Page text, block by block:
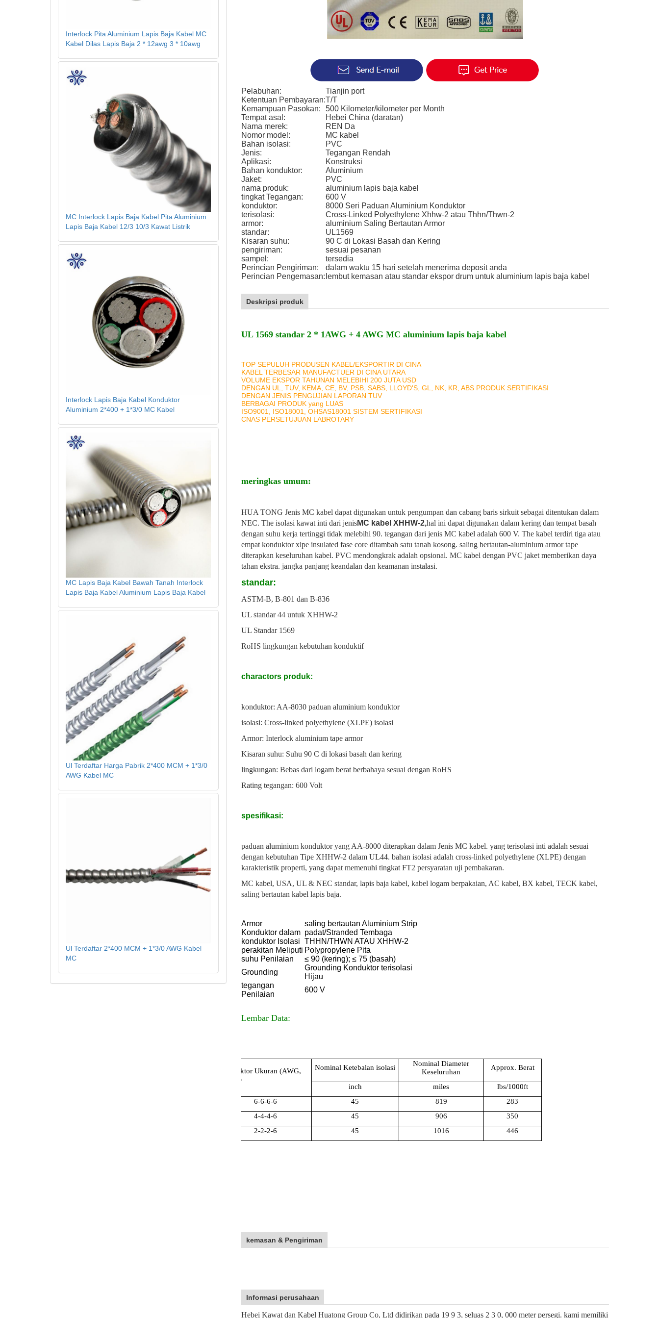
Pelabuhan:
Tianjin port
Ketentuan Pembayaran:T/T
Kemampuan Pasokan:
500 Kilometer/kilometer per Month
Tempat asal:
Hebei China (daratan)
Nama merek:
REN Da
Nomor model:
MC kabel
Bahan isolasi:
PVC
Jenis:
Tegangan Rendah
Aplikasi:
Konstruksi
Bahan konduktor:
Aluminium
Jaket:
PVC
nama produk:
aluminium lapis baja kabel
tingkat Tegangan:
600 V
konduktor:
8000 Seri Paduan Aluminium Konduktor
terisolasi:
Cross-Linked Polyethylene Xhhw-2 atau Thhn/Thwn-2
armor:
aluminium Saling Bertautan Armor
standar:
UL1569
Kisaran suhu:
90 C di Lokasi Basah dan Kering
pengiriman:
sesuai pesanan
sampel:
tersedia
Perincian Pengiriman:
dalam waktu 15 hari setelah menerima deposit anda
Perincian Pengemasan: lembut kemasan atau standar ekspor drum untuk aluminium lapis baja kabel
Deskripsi produk
UL 1569 standar 2 * 1AWG + 4 AWG MC aluminium lapis baja kabel
TOP SEPULUH PRODUSEN KABEL/EKSPORTIR DI CINA
KABEL TERBESAR MANUFACTUER DI CINA UTARA
VOLUME EKSPOR TAHUNAN MELEBIHI 200 JUTA USD
DENGAN UL, TUV, KEMA, CE, BV, PSB, SABS, LLOYD'S, GL, NK, KR, ABS PRODUK SERTIFIKASI
DENGAN JENIS PENGUJIAN LAPORAN TUV
BERBAGAI PRODUK yang LUAS
ISO9001, ISO18001, OHSAS18001 SISTEM SERTIFIKASI
CNAS PERSETUJUAN LABROTARY
meringkas umum:
HUA TONG Jenis MC kabel dapat digunakan untuk pengumpan dan cabang baris sirkuit sebagai ditentukan dalam
NEC. The isolasi kawat inti dari jenisMC kabel XHHW-2,hal ini dapat digunakan dalam kering dan tempat basah
dengan suhu kerja tertinggi tidak melebihi 90. tegangan dari jenis MC kabel adalah 600 V. The kabel terdiri tiga atau
empat konduktor xlpe insulated fase core ditambah satu tanah kosong. saling bertautan-aluminium armor tape
diterapkan keseluruhan kabel. PVC mendongkrak adalah opsional. MC kabel dengan PVC jaket memberikan daya
tahan ekstra. jangka panjang keandalan dan keamanan instalasi.
standar:
ASTM-B, B-801 dan B-836
UL standar 44 untuk XHHW-2
UL Standar 1569
RoHS lingkungan kebutuhan konduktif
charactors produk:
konduktor: AA-8030 paduan aluminium konduktor
isolasi: Cross-linked polyethylene (XLPE) isolasi
Armor: Interlock aluminium tape armor
Kisaran suhu: Suhu 90 C di lokasi basah dan kering
lingkungan: Bebas dari logam berat berbahaya sesuai dengan RoHS
Rating tegangan: 600 Volt
spesifikasi:
paduan aluminium konduktor yang AA-8000 diterapkan dalam Jenis MC kabel. yang terisolasi inti adalah sesuai
dengan kebutuhan Tipe XHHW-2 dalam UL44. bahan isolasi adalah cross-linked polyethylene (XLPE) dengan
karakteristik properti, yang dapat memenuhi tingkat FT2 persyaratan uji pembakaran.
MC kabel, USA, UL & NEC standar, lapis baja kabel, kabel logam berpakaian, AC kabel, BX kabel, TECK kabel,
saling bertautan kabel lapis baja.
Armor
saling bertautan Aluminium Strip
Konduktor dalam padat/Stranded Tembaga
konduktor Isolasi THHN/THWN ATAU XHHW-2
perakitan Meliputi Polypropylene Pita
suhu Penilaian
≤ 90 (kering); ≤ 75 (basah)
Grounding
Grounding Konduktor terisolasi
Hijau
tegangan
Penilaian
600 V
Lembar Data:
konduktor Ukuran (AWG,
Kcmil)
Nominal Ketebalan isolasi
Nominal Diameter
Keseluruhan
Approx. Berat
inch miles
lbs/1000ft
6-6-6-6
45 819
283
4-4-4-6
45 906
350
2-2-2-6
45 1016 446
kemasan & Pengiriman
Informasi perusahaan
Hebei Kawat dan Kabel Huatong Group Co, Ltd didirikan pada 19 9 3, seluas 2 3 0, 000 meter persegi. kami memiliki
Interlock Pita Aluminium Lapis Baja Kabel MC
Kabel Dilas Lapis Baja 2 * 12awg 3 * 10awg
MC Interlock Lapis Baja Kabel Pita Aluminium
Lapis Baja Kabel 12/3 10/3 Kawat Listrik
Interlock Lapis Baja Kabel Konduktor
Aluminium 2*400 + 1*3/0 MC Kabel
MC Lapis Baja Kabel Bawah Tanah Interlock
Lapis Baja Kabel Aluminium Lapis Baja Kabel
Ul Terdaftar Harga Pabrik 2*400 MCM + 1*3/0
AWG Kabel MC
Ul Terdaftar 2*400 MCM + 1*3/0 AWG Kabel
MC